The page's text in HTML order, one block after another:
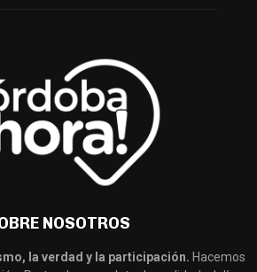
NOSOTROS
la verdad y la participación. Hacemos